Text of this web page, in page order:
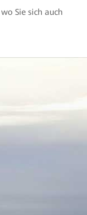
Sie sich auch